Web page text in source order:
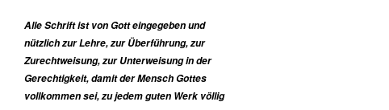
Alle Schrift ist von Gott eingegeben und
nützlich zur Lehre, zur Überführung, zur
Zurechtweisung, zur Unterweisung in der
Gerechtigkeit, damit der Mensch Gottes
vollkommen sei, zu jedem guten Werk völlig